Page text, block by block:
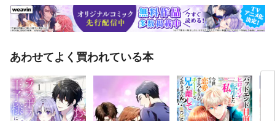
あわせてよく買われている本